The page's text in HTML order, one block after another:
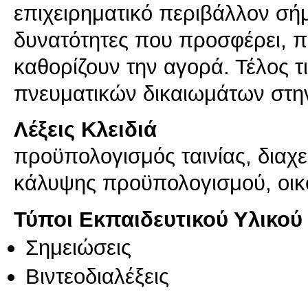
επιχειρηματικό περιβάλλον
δυνατότητες που προσφέρει,
καθορίζουν την αγορά. Τέλος
Λέξεις Κλειδιά
προϋπολογισμός ταινίας,
κάλυψης προϋπολογισμού,
Τύποι Εκπαιδευτικού Υλικού
Σημειώσεις
Βιντεοδιαλέξεις